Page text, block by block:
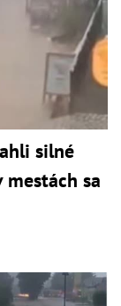
silné
sa